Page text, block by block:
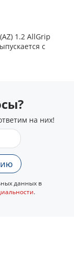
1.2 AllGrip
с
на них!
данных в
.